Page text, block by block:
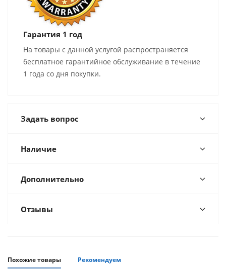
Гарантия 1 год
На товары с данной услугой распространяется
бесплатное гарантийное обслуживание в течение
1 года со дня покупки.
Задать вопрос
Наличие
Дополнительно
Отзывы
Похожие товары Рекомендуем